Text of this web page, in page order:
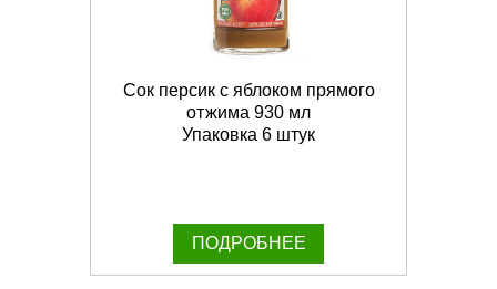
Сок персик с яблоком прямого
отжима 930 мл
Упаковка 6 штук
ПОДРОБНЕЕ